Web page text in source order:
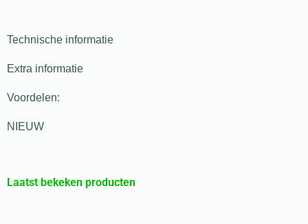
Technische informatie
Extra informatie
Voordelen:
NIEUW
Laatst bekeken producten